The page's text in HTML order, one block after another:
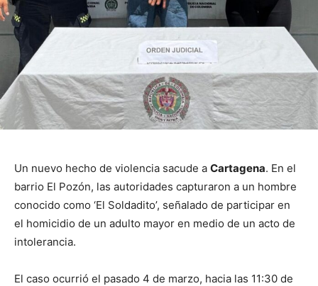
Un nuevo hecho de violencia sacude a Cartagena. En el
barrio El Pozón, las autoridades capturaron a un hombre
conocido como ‘El Soldadito’, señalado de participar en
el homicidio de un adulto mayor en medio de un acto de
intolerancia.
El caso ocurrió el pasado 4 de marzo, hacia las 11:30 de